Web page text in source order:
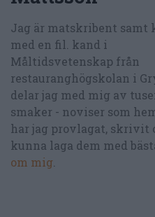
Jag är matskribent samt
med en fil. kand i
Måltidsvetenskap från
restauranghögskolan i
delar jag med mig av
smaker - noviser som
har jag provlagat, skrivit
kunna laga dem med
om mig